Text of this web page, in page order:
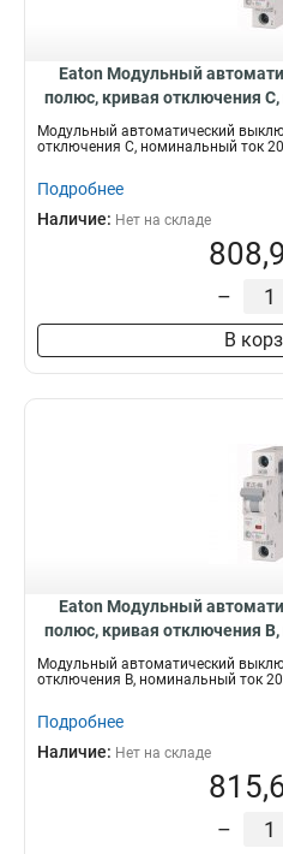
Eaton Модульный
полюс, кривая отключения
Модульный автоматический
отключения C, номинальный ток
Подробнее
Наличие: Нет на складе
–
В
Eaton Модульный
полюс, кривая отключения
Модульный автоматический
отключения B, номинальный ток
Подробнее
Наличие: Нет на складе
–